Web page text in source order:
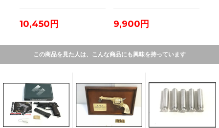
10,450円 9,900円
この商品を見た人は、こんな商品にも興味を持っています